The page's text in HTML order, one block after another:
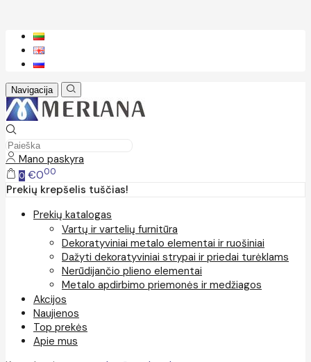
Navigacija
Mano paskyra
0 €000
Prekių krepšelis tuščias!
Prekių katalogas
Vartų ir vartelių furnitūra
Dekoratyviniai metalo elementai ir ruošiniai
Dažyti dekoratyviniai strypai ir priedai turėklams
Nerūdijančio plieno elementai
Metalo apdirbimo priemonės ir medžiagos
Akcijos
Naujienos
Top prekės
Apie mus